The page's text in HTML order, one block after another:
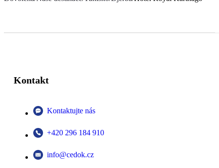
Kontakt
Kontaktujte nás
+420 296 184 910
info@cedok.cz